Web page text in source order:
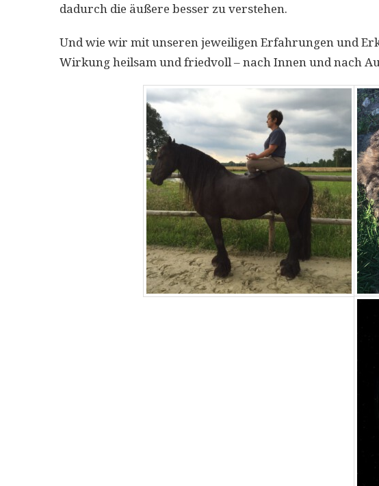
dadurch die äußere besser zu verstehen.
Und wie wir mit unseren jeweiligen Erfahrungen und
Wirkung heilsam und friedvoll – nach Innen und nach